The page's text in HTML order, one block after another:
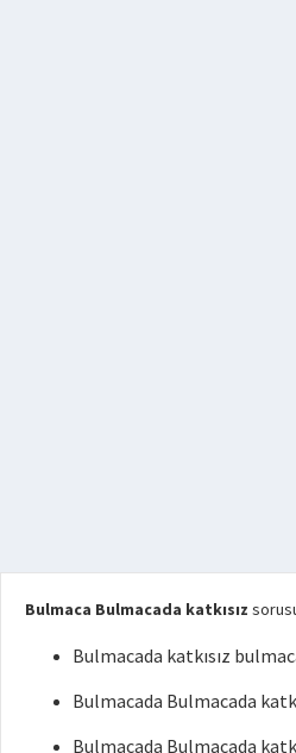
Bulmaca Bulmacada katkısız
Bulmacada katkısız
Bulmacada Bulmacada
Bulmacada Bulmacada